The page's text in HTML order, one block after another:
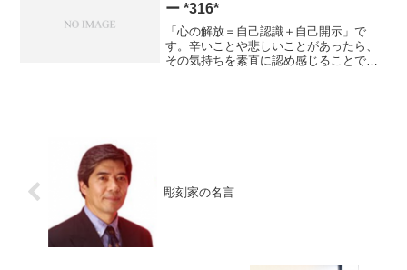
ー *316*
「心の解放＝自己認識＋自己開示」で
す。辛いことや悲しいことがあったら、
その気持ちを素直に認め感じることで
彫刻家の名言